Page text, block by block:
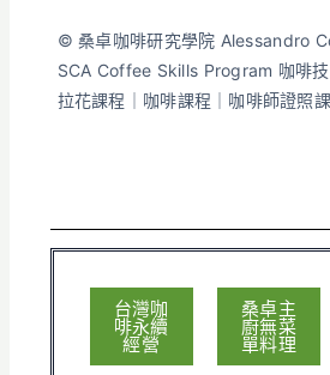
© 桑卓咖啡研究學院 Alessandro
SCA Coffee Skills Program 咖啡
拉花課程｜咖啡課程｜咖啡師證照
台灣咖
啡永續
經營
桑卓主
廚無菜
單料理